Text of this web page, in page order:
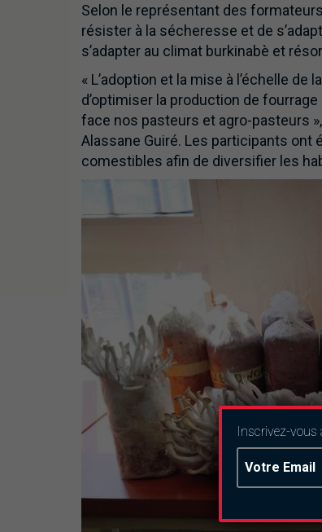
Selon le représentant des
résister à la sécheresse et de
s’adapter au climat burkinabè et
« L’adoption et la mise à l’échelle
d’optimiser la production de
face nos pasteurs et agro-pasteurs
Alassane Guiré. Les participants ont
comestibles afin de diversifier les
Inscrivez-vous